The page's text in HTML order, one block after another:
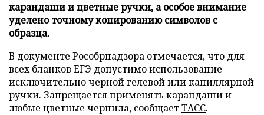
карандаши и цветные ручки, а особое внимание
уделено точному копированию символов с
образца.
В документе Рособрнадзора отмечается, что для
всех бланков ЕГЭ допустимо использование
исключительно черной гелевой или капиллярной
ручки. Запрещается применять карандаши и
любые цветные чернила, сообщаетТАСС.